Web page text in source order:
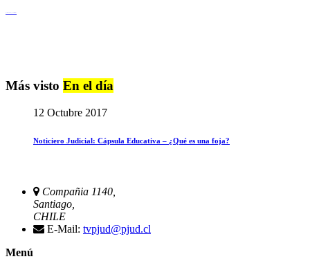
Más visto En el día
12 Octubre 2017
Noticiero Judicial: Cápsula Educativa – ¿Qué es una foja?
Compañia 1140,
Santiago,
CHILE
E-Mail: tvpjud@pjud.cl
Menú